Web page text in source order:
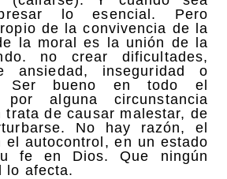
lo esencial. Pero
de la convivencia de la
la moral es la unión de la
no crear dificultades,
ansiedad, inseguridad o
Ser bueno en todo el
alguna circunstancia
trata de causar malestar, de
No hay razón, el
el autocontrol, en un estado
fe en Dios. Que ningún
lo afecta.